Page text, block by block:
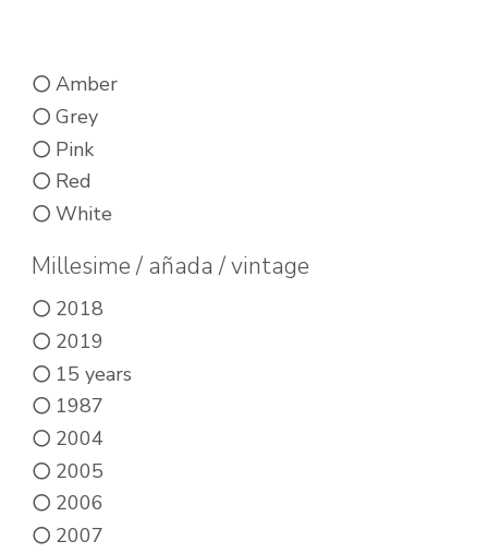
may
Amber
Grey
Pink
Red
White
Millesime / añada / vintage
2018
2019
15 years
1987
2004
2005
2006
2007